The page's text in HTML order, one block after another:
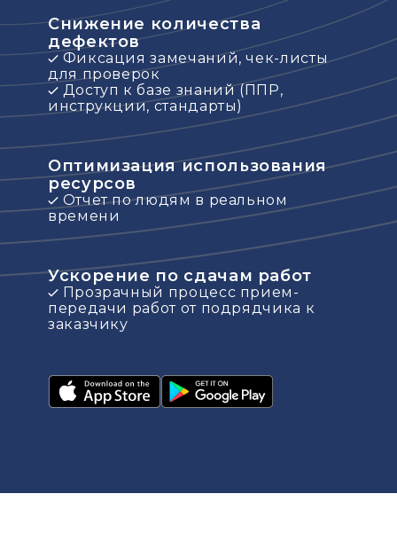
Снижение количества
дефектов
Фиксация замечаний, чек-листы
для проверок
Доступ к базе знаний (ППР,
инструкции, стандарты)
Оптимизация использования
ресурсов
Отчет по людям в реальном
времени
Ускорение по сдачам работ
Прозрачный процесс прием-
передачи работ от подрядчика к
заказчику